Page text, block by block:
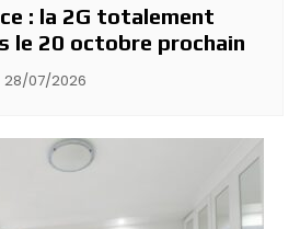
: la 2G totalement
le 20 octobre prochain
28/07/2026